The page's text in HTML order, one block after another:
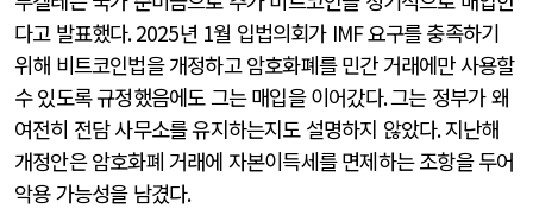
다고 발표했다. 2025년 1월 입법의회가 IMF요구를 충족하기
위해 비트코인법을 개정하고 암호화폐를 민간 거래에만 사용할
수 있도록 규정했음에도 그는 매입을 이어갔다.그는 정부가 왜
여전히 전담 사무소를 유지하는지도 설명하지 않았다.지난해
개정안은 암호화폐 거래에 자본이득세를 면제하는 조항을 두어
악용 가능성을 남겼다.